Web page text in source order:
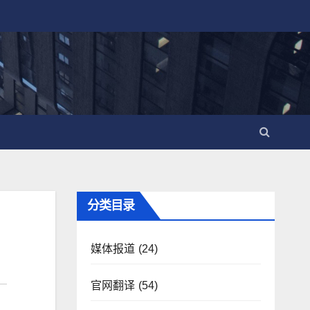
分类目录
媒体报道 (24)
官网翻译 (54)